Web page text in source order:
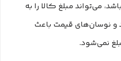
می‌تواند مبلغ کالا را به
و نوسان‏‌های قیمت باعث
نمی‌‏شود.